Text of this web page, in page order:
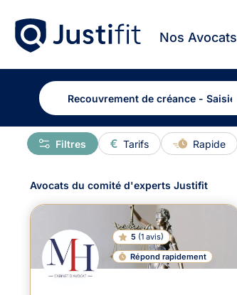
Nos Avocats
Tarifs Rapide
Filtres
Avocats du comité d'experts Justifit
5 (1 avis)
Répond rapidement